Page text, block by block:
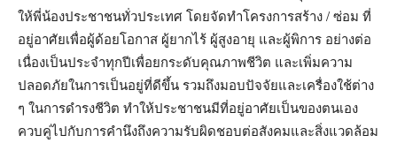
ให้พี่น้องประชาชนทั่วประเทศ โดยจัดทำโครงการสร้าง / ซ่อม ที่
อยู่อาศัยเพื่อผู้ด้อยโอกาส ผู้ยากไร้ ผู้สูงอายุ และผู้พิการ อย่างต่อ
เนื่องเป็นประจำทุกปีเพื่อยกระดับคุณภาพชีวิต และเพิ่มความ
ปลอดภัยในการเป็นอยู่ที่ดีขึ้น รวมถึงมอบปัจจัยและเครื่องใช้ต่าง
ๆ ในการดำรงชีวิต ทำให้ประชาชนมีที่อยู่อาศัยเป็นของตนเอง
ควบคู่ไปกับการคำนึงถึงความรับผิดชอบต่อสังคมและสิ่งแวดล้อม